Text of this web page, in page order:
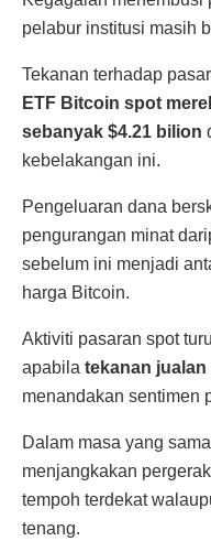
pelabur institusi masih
Tekanan terhadap
ETF Bitcoin spot
sebanyak $4.21 bilion
kebelakangan ini.
Pengeluaran dana
pengurangan minat
sebelum ini menjadi
harga Bitcoin.
Aktiviti pasaran spot
apabila tekanan
menandakan sentimen
Dalam masa yang
menjangkakan
tempoh terdekat
tenang.